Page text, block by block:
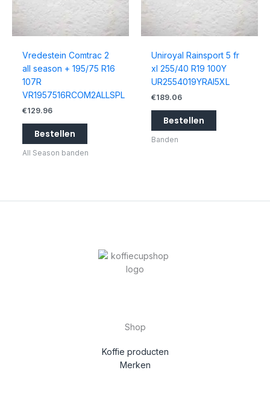
Vredestein Comtrac 2
all season + 195/75 R16
107R
VR1957516RCOM2ALLSPL
€129.96
Bestellen
All Season banden
Uniroyal Rainsport 5 fr
xl 255/40 R19 100Y
UR2554019YRAI5XL
€189.06
Bestellen
Banden
Shop
Koffie producten
Merken